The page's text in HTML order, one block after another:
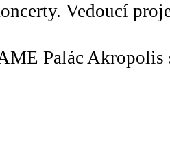
Vedoucí
Palác Akropolis